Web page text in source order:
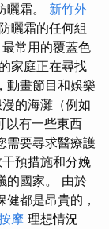
曬霜。 新竹外
曬霜的任何組
最常用的覆蓋色
家庭正在尋找
動畫節目和娛樂
的海灘（例如
以有一些東西
需要尋求醫療護
預措施和分娩
的國家。 由於
都是昂貴的，
摩 理想情況